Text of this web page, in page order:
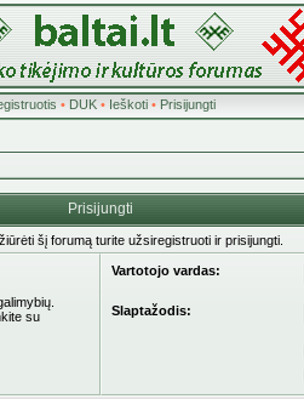
• DUK• Ieškoti• Prisijungti
Prisijungti
šį forumą turite užsiregistruoti ir prisijungti.
su
Vartotojo vardas:
Slaptažodis: